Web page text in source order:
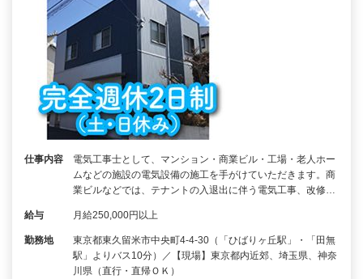
仕事内容
電気工事士として、マンション・商業ビル・工場・老人ホー
ムなどの施設の電気設備の施工を手がけていただきます。商
業ビルなどでは、テナントの入退出に伴う電気工事、改修…
給与 月給250,000円以上
勤務地
東京都東久留米市中央町4-4-30（「ひばりヶ丘駅」・「田無
駅」よりバス10分）／【現場】東京都内近郊、埼玉県、神奈
川県（直行・直帰ＯＫ）